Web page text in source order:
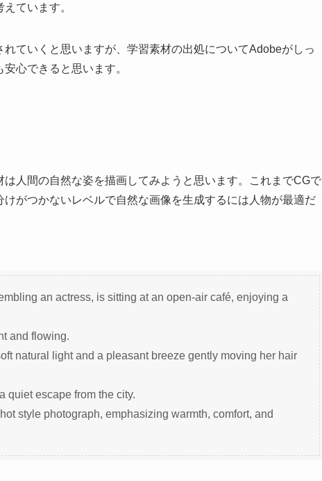
ています。
ていくと思いますが、学習素材の出処についてAdobeがしっ
心できると思います。
人間の自然な姿を描画してみようと思います。これまでCGで
がつかないレベルで自然な画像を生成するには人物が最適だ
an actress, is sitting at an open-air café, enjoying a
and flowing.
natural light and a pleasant breeze gently moving her hair
quiet escape from the city.
style photograph, emphasizing warmth, comfort, and